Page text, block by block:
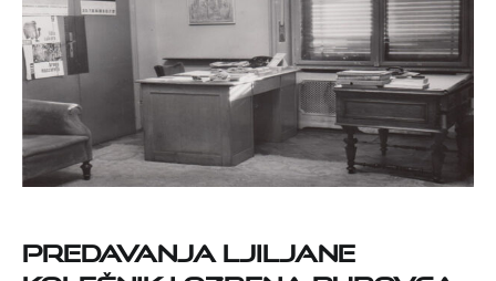
Predavanja Ljiljane